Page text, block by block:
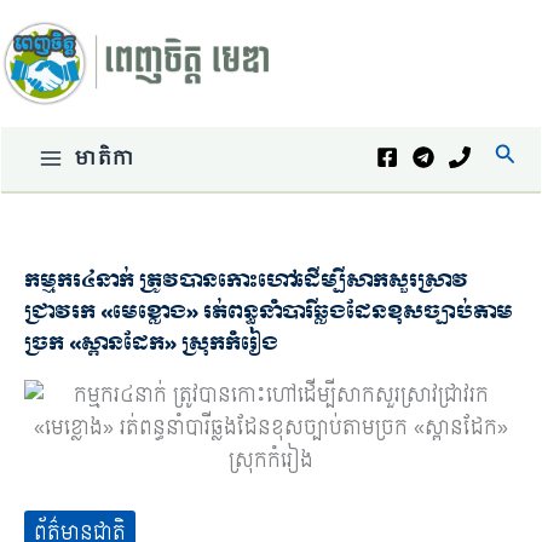
to
content
មាតិកា
កម្មករ៤នាក់ ត្រូវបានកោះហៅដើម្បីសាកសួរស្រាវ
ជ្រាវរក «មេខ្លោង» រត់ពន្ធនាំបារីឆ្លងដែនខុសច្បាប់តាម
ច្រក «ស្ពានដែក» ស្រុកកំរៀង
ព័ត៌មានជាតិ